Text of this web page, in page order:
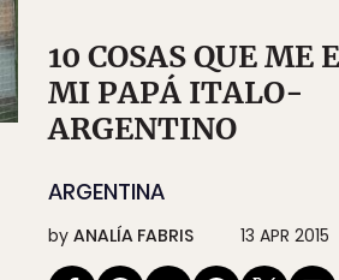
10 COSAS QUE ME
MI PAPÁ ITALO-
ARGENTINO
ARGENTINA
by ANALÍA FABRIS 13 APR 2015